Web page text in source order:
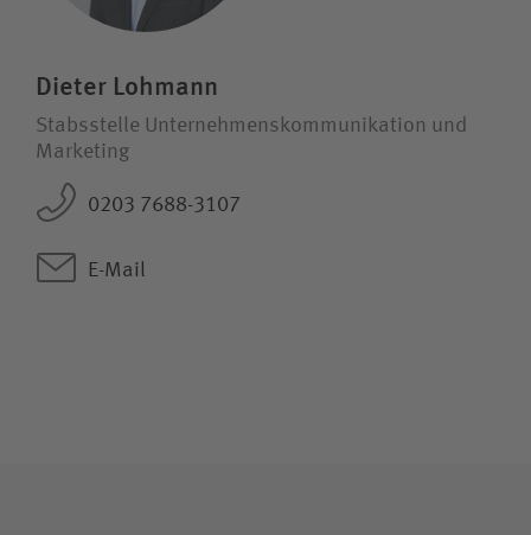
Dieter Lohmann
Stabsstelle Unternehmens­kommunikation und
Marketing
0203 7688-3107
E-Mail